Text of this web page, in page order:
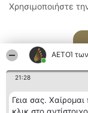
ΑΕΤΟΊ
21:28
Γεια σας.
Χρησιμοποιήστε